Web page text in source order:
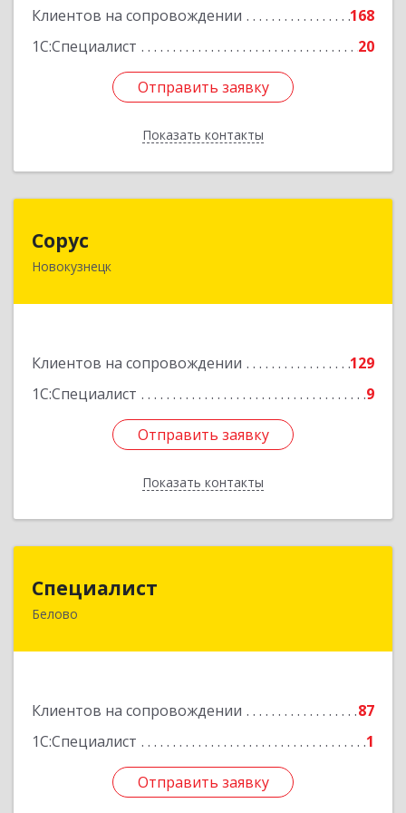
Клиентов на сопровождении
168
1С:Специалист
20
Отправить заявку
Показать контакты
Подробнее
Отправить заявку
Назад
Сорус
Новокузнецк
Клиентов на сопровождении
129
1С:Специалист
9
Отправить заявку
Показать контакты
654005, Кемеровская область - Кузбасс,
Подробнее
Отправить заявку
Назад
Специалист
Белово
Клиентов на сопровождении
87
1С:Специалист
1
Отправить заявку
Кемеровская обл, Белово г, Ленина ул, дом №
Отправить заявку